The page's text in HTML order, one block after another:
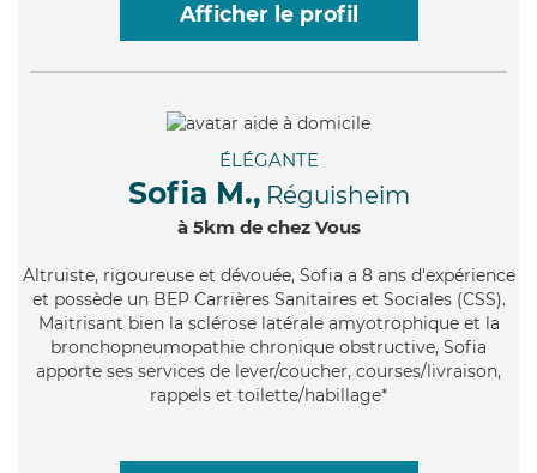
Afficher le profil
ÉLÉGANTE
Sofia M., Réguisheim
à 5km de chez Vous
Altruiste, rigoureuse et dévouée, Sofia a 8 ans d'expérience
et possède un BEP Carrières Sanitaires et Sociales (CSS).
Maitrisant bien la sclérose latérale amyotrophique et la
bronchopneumopathie chronique obstructive, Sofia
apporte ses services de lever/coucher, courses/livraison,
rappels et toilette/habillage*